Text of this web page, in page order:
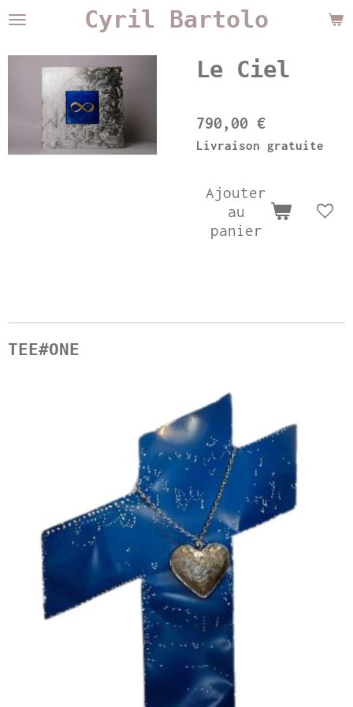
Passer
contenu
Cyril Bartolo
Le Ciel
790,00 €
Livraison gratuite
Ajouter
au
panier
TEE#ONE